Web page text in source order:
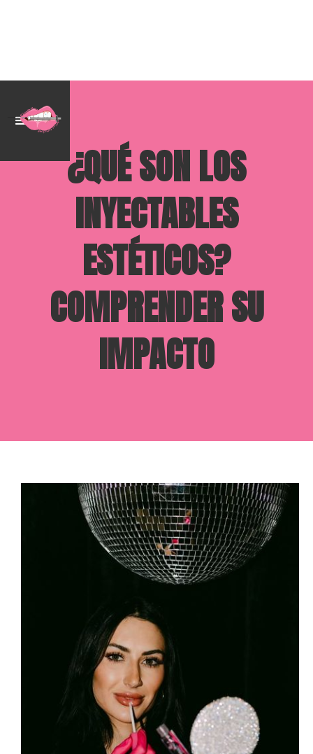
¿QUÉ SON LOS
INYECTABLES
ESTÉTICOS?
COMPRENDER SU
IMPACTO